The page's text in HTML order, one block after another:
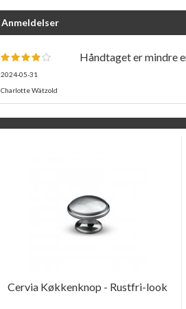
Anmeldelser
2024-05-31
Charlotte Wätzold
Håndtaget er mindre
Cervia Køkkenknop - Rustfri-look